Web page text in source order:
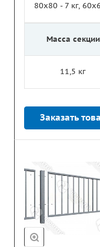
80х80 - 7 кг,
Масса секции
11,5 кг
Заказать